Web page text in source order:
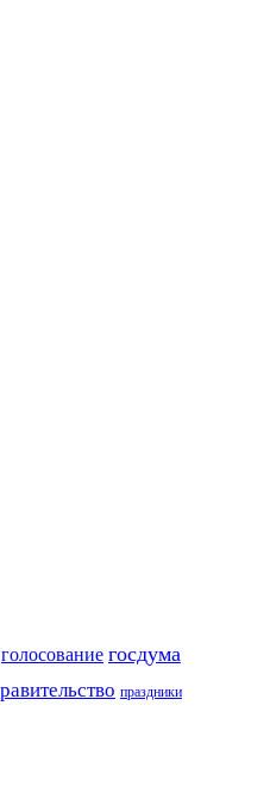
голосование госдума
праздники